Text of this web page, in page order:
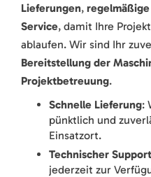
Lieferungen,
Service, damit Ihre
ablaufen. Wir sind Ihr
Bereitstellung der
Projektbetreuung.
Schnelle Lieferung:
pünktlich und
Einsatzort.
Technischer Support
jederzeit zur